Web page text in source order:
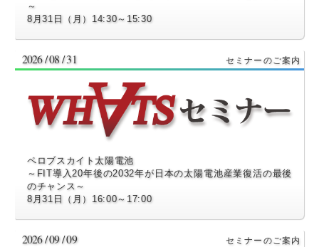
～
8月31日（月）14:30～15:30
2026 / 08 / 31
ペロブスカイト太陽電池
～FIT導入20年後の2032年が日本の太陽電池産業復活の最後
のチャンス～
8月31日（月）16:00～17:00
2026 / 09 / 09